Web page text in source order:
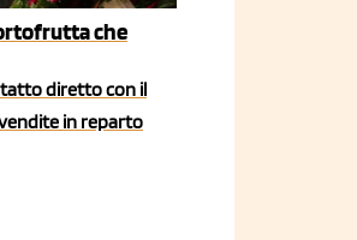
che
diretto con il
in reparto